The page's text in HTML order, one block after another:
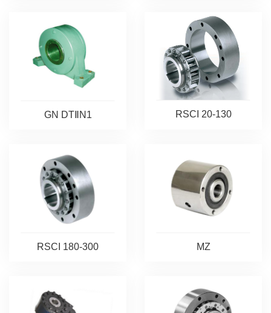
GN DTⅡN1 RSCI 20-130
RSCI 180-300 MZ